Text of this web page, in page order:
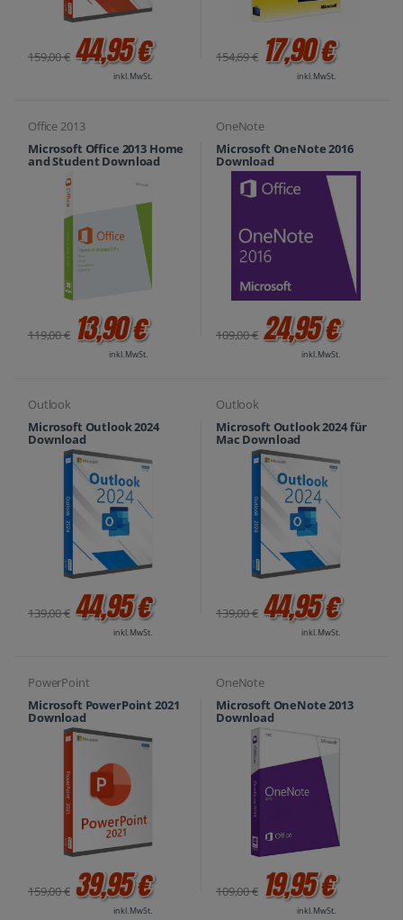
159,00 € 44,95 €
inkl. MwSt.
154,69 € 17,90 €
inkl. MwSt.
Office 2013
Microsoft Office 2013 Home
and Student Download
119,00 € 13,90 €
inkl. MwSt.
OneNote
Microsoft OneNote 2016
Download
109,00 € 24,95 €
inkl. MwSt.
Outlook
Microsoft Outlook 2024
Download
139,00 € 44,95 €
inkl. MwSt.
Outlook
Microsoft Outlook 2024 für
Mac Download
139,00 € 44,95 €
inkl. MwSt.
PowerPoint
Microsoft PowerPoint 2021
Download
159,00 € 39,95 €
inkl. MwSt.
OneNote
Microsoft OneNote 2013
Download
109,00 € 19,95 €
inkl. MwSt.